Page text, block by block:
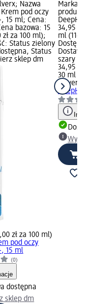
Nazwa
pod oczy
15 ml; Cena:
bazowa: 15
za 100 ml);
Status zielony
Status
sklep dm
zł za 100 ml)
pod oczy
15 ml
(0)
dostępna
sklep dm
Marka:
34,95
ml
szary
34,95 zł
30 ml
Solverx